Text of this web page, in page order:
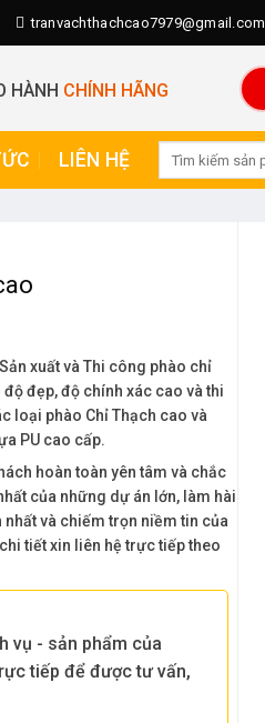
tranvachthachcao7979@gmail.com
HÀNH CHÍNH HÃNG
LIÊN HỆ
xuất và Thi công phào chỉ
đẹp, độ chính xác cao và thi
loại phào Chỉ Thạch cao và
PU cao cấp.
hoàn toàn yên tâm và chắc
của những dự án lớn, làm hài
và chiếm trọn niềm tin của
tiết xin liên hệ trực tiếp theo
vụ - sản phẩm của
tiếp để được tư vấn,